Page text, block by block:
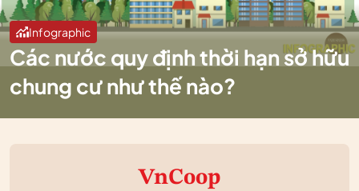
Infographic
Các nước quy định thời hạn sở hữu
chung cư như thế nào?
VnCoop